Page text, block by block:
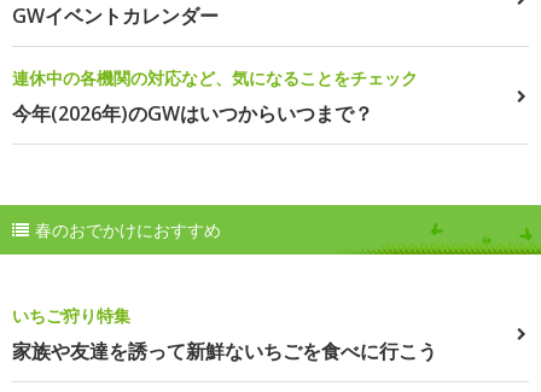
GWイベントカレンダー
連休中の各機関の対応など、気になることをチェック
今年(2026年)のGWはいつからいつまで？
春のおでかけにおすすめ
いちご狩り特集
家族や友達を誘って新鮮ないちごを食べに行こう